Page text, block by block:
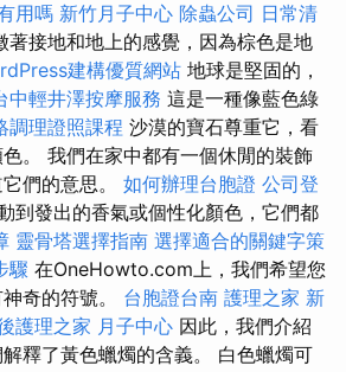
用嗎 新竹月子中心 除蟲公司 日常清
著接地和地上的感覺，因為棕色是地
建構優質網站 地球是堅固的，
中輕井澤按摩服務 這是一種像藍色綠
調理證照課程 沙漠的寶石尊重它，看
。 我們在家中都有一個休閒的裝飾
們的意思。 如何辦理台胞證 公司登
到發出的香氣或個性化顏色，它們都
靈骨塔選擇指南 選擇適合的關鍵字策
驟 在OneHowto.com上，我們希望您
奇的符號。 台胞證台南 護理之家 新
護理之家 月子中心 因此，我們介紹
釋了黃色蠟燭的含義。 白色蠟燭可